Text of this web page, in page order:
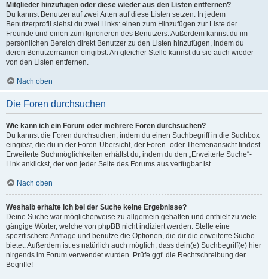
Mitglieder hinzufügen oder diese wieder aus den Listen entfernen?
Du kannst Benutzer auf zwei Arten auf diese Listen setzen: In jedem
Benutzerprofil siehst du zwei Links: einen zum Hinzufügen zur Liste der
Freunde und einen zum Ignorieren des Benutzers. Außerdem kannst du im
persönlichen Bereich direkt Benutzer zu den Listen hinzufügen, indem du
deren Benutzernamen eingibst. An gleicher Stelle kannst du sie auch wieder
von den Listen entfernen.
Nach oben
Die Foren durchsuchen
Wie kann ich ein Forum oder mehrere Foren durchsuchen?
Du kannst die Foren durchsuchen, indem du einen Suchbegriff in die Suchbox
eingibst, die du in der Foren-Übersicht, der Foren- oder Themenansicht findest.
Erweiterte Suchmöglichkeiten erhältst du, indem du den „Erweiterte Suche“-
Link anklickst, der von jeder Seite des Forums aus verfügbar ist.
Nach oben
Weshalb erhalte ich bei der Suche keine Ergebnisse?
Deine Suche war möglicherweise zu allgemein gehalten und enthielt zu viele
gängige Wörter, welche von phpBB nicht indiziert werden. Stelle eine
spezifischere Anfrage und benutze die Optionen, die dir die erweiterte Suche
bietet. Außerdem ist es natürlich auch möglich, dass dein(e) Suchbegriff(e) hier
nirgends im Forum verwendet wurden. Prüfe ggf. die Rechtschreibung der
Begriffe!